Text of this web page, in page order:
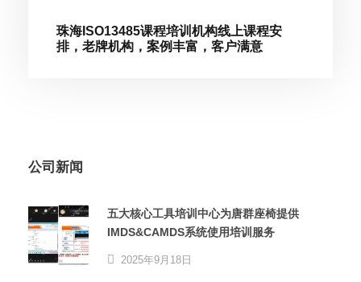
珠海ISO13485课程培训机构线上课程安
排，老牌机构，案例丰富，客户满意
公司新闻
五大核心工具培训中心为唐群座椅提供
IMDS&CAMDS系统使用培训服务
2025年9月18日